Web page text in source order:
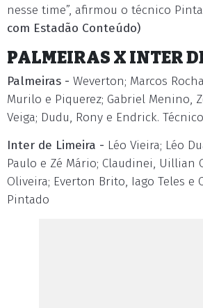
nesse time”, afirmou o técnico
com Estadão Conteúdo)
PALMEIRAS X INTER
Palmeiras - Weverton; Marcos
Murilo e Piquerez; Gabriel Menino,
Veiga; Dudu, Rony e Endrick.
Inter de Limeira - Léo Vieira; Léo
Paulo e Zé Mário; Claudinei, Uillian
Oliveira; Everton Brito, Iago Teles e
Pintado